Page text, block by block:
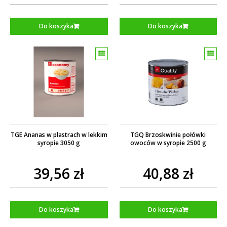
Do koszyka Do koszyka
TGE Ananas w plastrach w lekkim
syropie 3050 g
39,56 zł
Do koszyka
TGQ Brzoskwinie połówki
owoców w syropie 2500 g
40,88 zł
Do koszyka